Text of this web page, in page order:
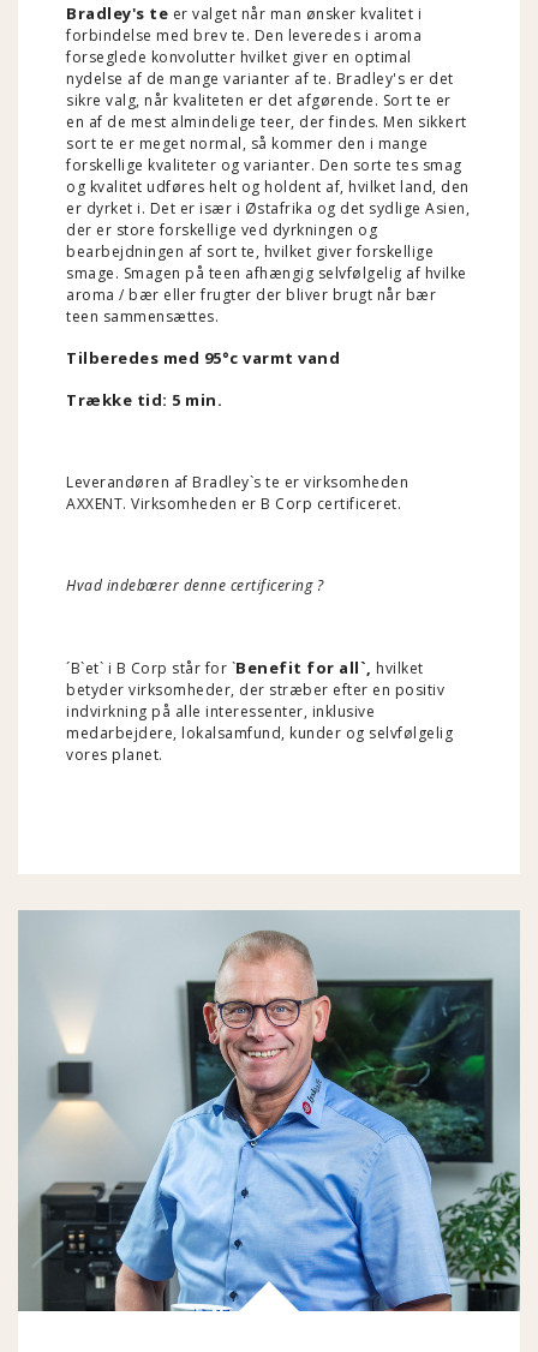
Bradley's te er valget når man ønsker kvalitet i
forbindelse med brev te. Den leveredes i aroma
forseglede konvolutter hvilket giver en optimal
nydelse af de mange varianter af te. Bradley's er det
sikre valg, når kvaliteten er det afgørende. Sort te er
en af ​​de mest almindelige teer, der findes. Men sikkert
sort te er meget normal, så kommer den i mange
forskellige kvaliteter og varianter. Den sorte tes smag
og kvalitet udføres helt og holdent af, hvilket land, den
er dyrket i. Det er især i Østafrika og det sydlige Asien,
der er store forskellige ved dyrkningen og
bearbejdningen af ​​sort te, hvilket giver forskellige
smage. Smagen på teen afhængig selvfølgelig af hvilke
aroma / bær eller frugter der bliver brugt når bær
teen sammensættes.
Tilberedes med 95°c varmt vand
Trække tid: 5 min.
Leverandøren af Bradley`s te er virksomheden
AXXENT. Virksomheden er B Corp certificeret.
Hvad indebærer denne certificering ?
´B`et` i B Corp står for `Benefit for all`, hvilket
betyder virksomheder, der stræber efter en positiv
indvirkning på alle interessenter, inklusive
medarbejdere, lokalsamfund, kunder og selvfølgelig
vores planet.